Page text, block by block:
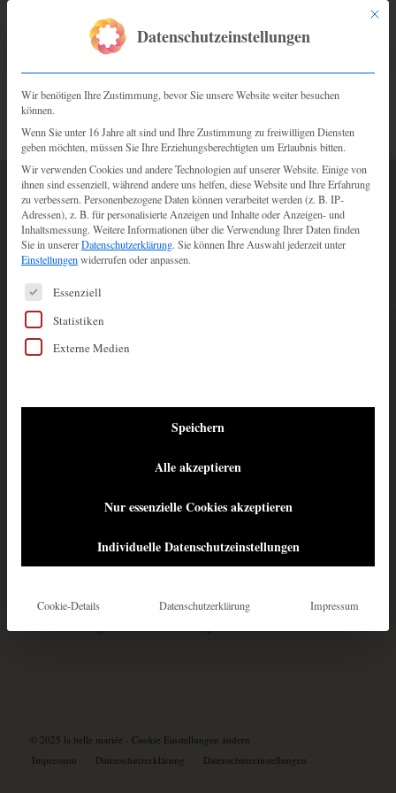
ADRESSE
La belle mariée – Brautatelier UG (haftungsbeschränkt)
Kirchstrasse 11
78054 Villingen-Schwenningen
Parkmöglichkeiten findest du direkt hinter dem Haus oder
im Parkhaus „City Rondell“ in der Kronenstraße 21, 78054
Villingen-Schwenningen.
KONTAKT
Montag: Ruhetag
Samstag: 10 – 16 Uhr
Jeden Mittwoch 16 – 18 Uhr
© 2025 la belle mariée - Cookie Einstellungen ändern
Impressum
Datenschutzerklärung Datenschutzeinstellungen
Mit
Datenschutzeinstellungen
Wir benötigen Ihre Zustimmung, bevor Sie unsere Website weiter besuchen
können.
Wenn Sie unter 16 Jahre alt sind und Ihre Zustimmung zu freiwilligen Diensten
geben möchten, müssen Sie Ihre Erziehungsberechtigten um Erlaubnis bitten.
Wir verwenden Cookies und andere Technologien auf unserer Website. Einige von
ihnen sind essenziell, während andere uns helfen, diese Website und Ihre Erfahrung
zu verbessern. Personenbezogene Daten können verarbeitet werden (z. B. IP-
Adressen), z. B. für personalisierte Anzeigen und Inhalte oder Anzeigen- und
Inhaltsmessung. Weitere Informationen über die Verwendung Ihrer Daten finden
Sie in unsererDatenschutzerklärung. Sie können Ihre Auswahl jederzeit unter
Einstellungenwiderrufen oder anpassen.
Es folgt eine Liste der Service-Gruppen, für die eine
Essenziell
Statistiken
Externe Medien
Speichern
Alle akzeptieren
Nur essenzielle Cookies akzeptieren
Individuelle Datenschutzeinstellungen
Cookie-Details Datenschutzerklärung Impressum